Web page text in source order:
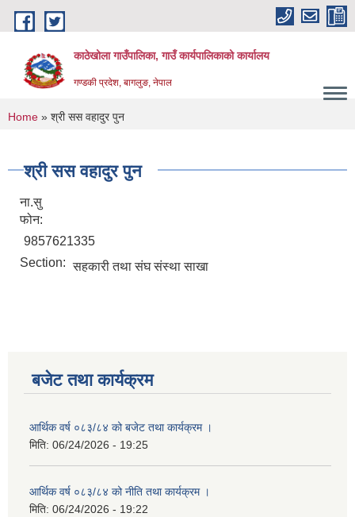
Skip to main content
काठेखोला गाउँपालिका, गाउँ कार्यपालिकाको कार्यालय
गण्डकी प्रदेश, बागलुङ, नेपाल
You are here
Home » श्री सस वहादुर पुन
श्री सस वहादुर पुन
ना.सु
फोन:
9857621335
Section: सहकारी तथा संघ संस्था साखा
बजेट तथा कार्यक्रम
आर्थिक वर्ष ०८३/८४ को बजेट तथा कार्यक्रम ।
मिति: 06/24/2026 - 19:25
आर्थिक वर्ष ०८३/८४ को नीति तथा कार्यक्रम ।
मिति: 06/24/2026 - 19:22